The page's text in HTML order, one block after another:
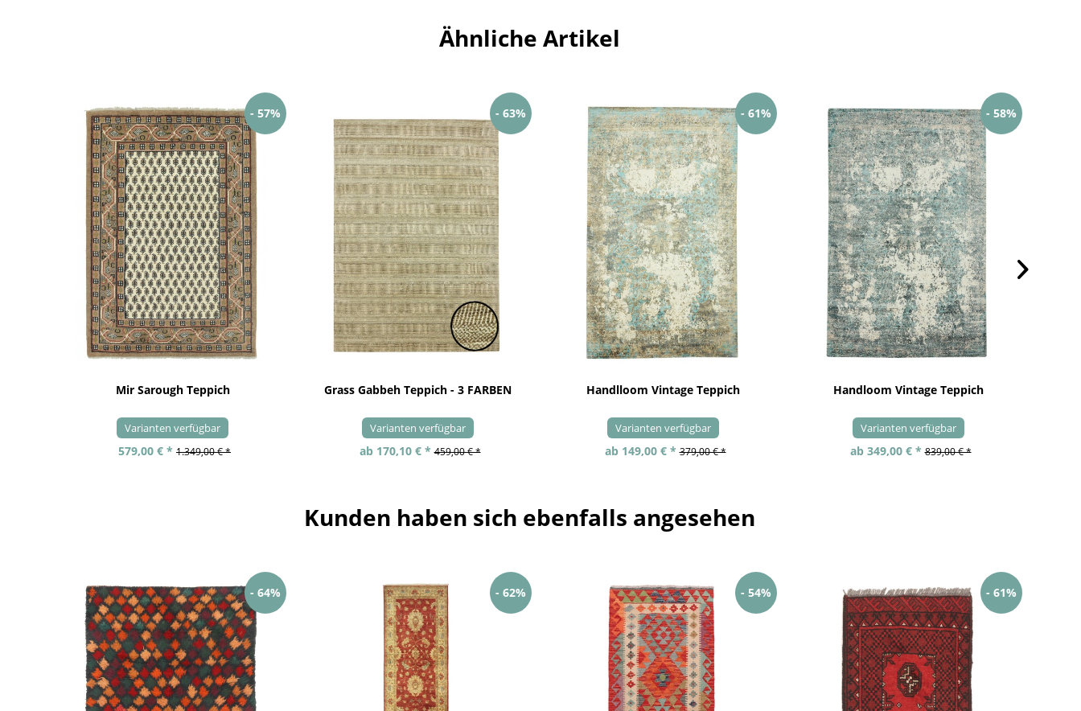
Ähnliche Artikel
- 57%
Mir Sarough Teppich
Varianten verfügbar
579,00 € * 1.349,00 € *
- 63%
Grass Gabbeh Teppich - 3 FARBEN
Varianten verfügbar
ab 170,10 € * 459,00 € *
- 61%
Handlloom Vintage Teppich
Varianten verfügbar
ab 149,00 € * 379,00 € *
- 58%
Handloom Vintage Teppich
Varianten verfügbar
ab 349,00 € * 839,00 € *
Kunden haben sich ebenfalls angesehen
- 64% - 62% - 54% - 61%